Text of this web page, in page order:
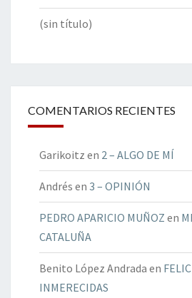
(sin título)
COMENTARIOS RECIENTES
Garikoitz en 2 – ALGO DE MÍ
Andrés en 3 – OPINIÓN
PEDRO APARICIO MUÑOZ en
CATALUÑA
Benito López Andrada en
INMERECIDAS